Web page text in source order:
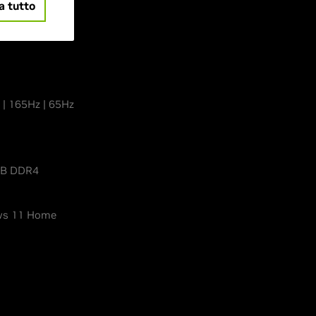
165Hz | 65Hz
DDR4
11 Home
tutto